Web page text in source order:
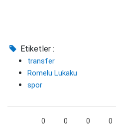
Etiketler :
transfer
Romelu Lukaku
spor
0 0 0 0